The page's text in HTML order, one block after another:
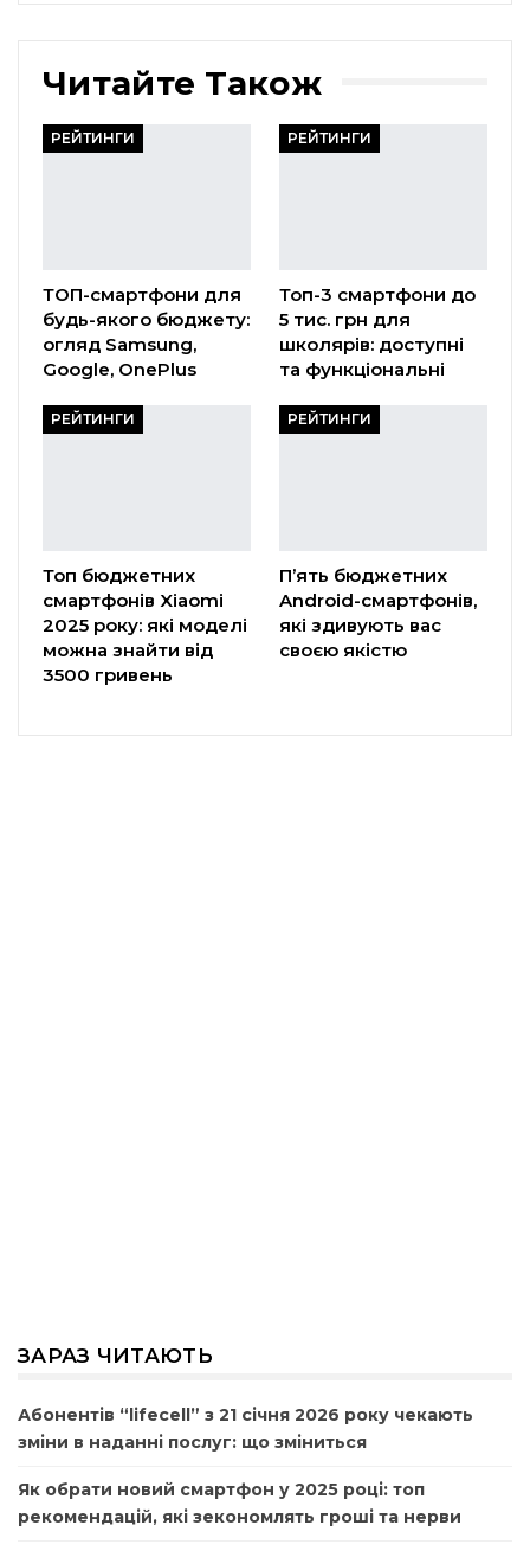
Читайте Також
РЕЙТИНГИ
ТОП-смартфони для
будь-якого бюджету:
огляд Samsung,
Google, OnePlus
РЕЙТИНГИ
Топ-3 смартфони до
5 тис. грн для
школярів: доступні
та функціональні
РЕЙТИНГИ
Топ бюджетних
смартфонів Xiaomi
2025 року: які моделі
можна знайти від
3500 гривень
РЕЙТИНГИ
П’ять бюджетних
Android-смартфонів,
які здивують вас
своєю якістю
ЗАРАЗ ЧИТАЮТЬ
Абонентів “lifecell” з 21 січня 2026 року чекають
зміни в наданні послуг: що зміниться
Як обрати новий смартфон у 2025 році: топ
рекомендацій, які зекономлять гроші та нерви